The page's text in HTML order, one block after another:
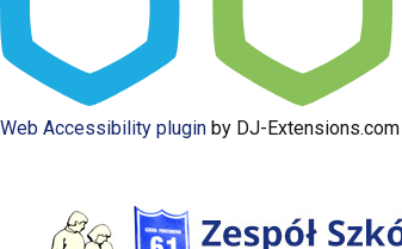
Web Accessibility plugin by DJ-Extensions.com